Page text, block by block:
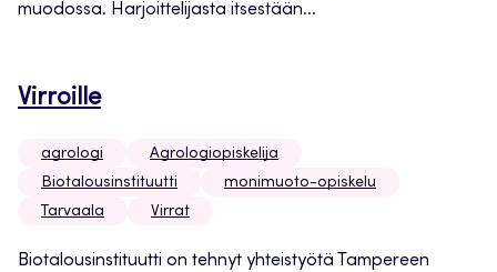
muodossa. Harjoittelijasta itsestään...
Virroille
agrologi
Agrologiopiskelija
Biotalousinstituutti
monimuoto-opiskelu
Tarvaala
Virrat
Biotalousinstituutti on tehnyt yhteistyötä Tampereen